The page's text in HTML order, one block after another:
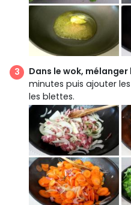
Dans le wok,
minutes puis ajouter
les blettes.